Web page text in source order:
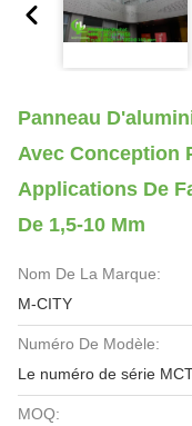
Panneau
Avec Conception
Applications De
De 1,5-10 Mm
Nom De La Marque:
M-CITY
Numéro De Modèle:
Le numéro de série
MOQ: